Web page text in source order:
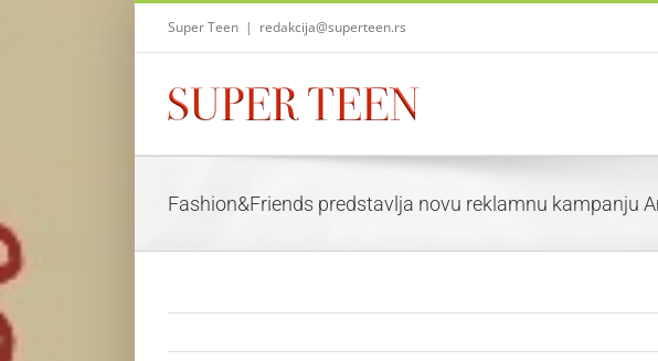
Super Teen | redakcija@superteen.rs
Fashion&Friends predstavlja novu reklamnu kampanju